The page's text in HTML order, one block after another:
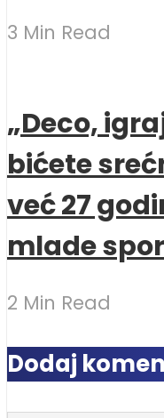
3 Min Read
„Deco,
bićete
već 27
mlade
2 Min Read
Dodaj